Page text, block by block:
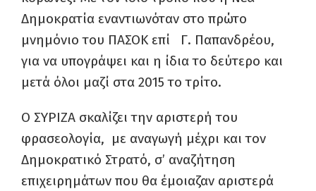
Δημοκρατία εναντιωνόταν στο πρώτο
μνημόνιο του ΠΑΣΟΚ επί Γ. Παπανδρέου,
για να υπογράψει και η ίδια το δεύτερο και
μετά όλοι μαζί στα 2015 το τρίτο.
Ο ΣΥΡΙΖΑ σκαλίζει την αριστερή του
φρασεολογία, με αναγωγή μέχρι και τον
Δημοκρατικό Στρατό, σ’ αναζήτηση
επιχειρημάτων που θα έμοιαζαν αριστερά